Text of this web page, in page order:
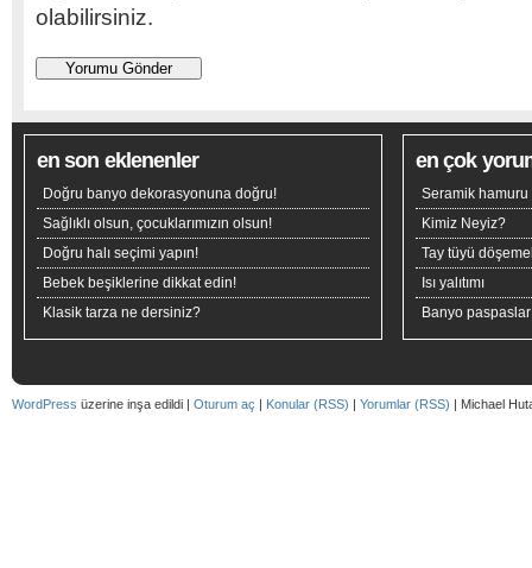
olabilirsiniz.
en son eklenenler
Doğru banyo dekorasyonuna doğru!
Sağlıklı olsun, çocuklarımızın olsun!
Doğru halı seçimi yapın!
Bebek beşiklerine dikkat edin!
Klasik tarza ne dersiniz?
en çok
Seramik hamuru
Kimiz Neyiz?
Tay tüyü
Isı yalıtımı
Banyo
WordPress üzerine inşa edildi | Oturum aç | Konular (RSS) | Yorumlar (RSS) | Michael